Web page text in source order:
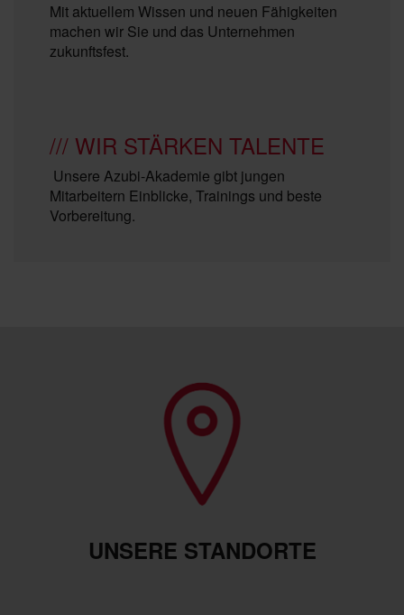
Mit aktuellem Wissen und neuen Fähigkeiten
machen wir Sie und das Unternehmen
zukunftsfest.
/// WIR STÄRKEN TALENTE
Unsere Azubi-Akademie gibt jungen
Mitarbeitern Einblicke, Trainings und beste
Vorbereitung.
UNSERE STANDORTE